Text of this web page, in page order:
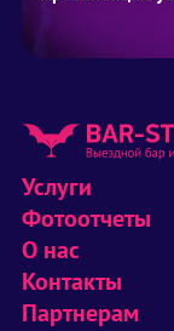
Услуги
Фотоотчеты
О нас
Контакты
Партнерам